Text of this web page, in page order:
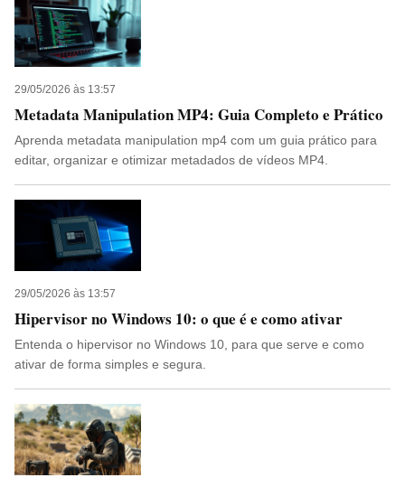
29/05/2026 às 13:57
Metadata Manipulation MP4: Guia Completo e Prático
Aprenda metadata manipulation mp4 com um guia prático para
editar, organizar e otimizar metadados de vídeos MP4.
29/05/2026 às 13:57
Hipervisor no Windows 10: o que é e como ativar
Entenda o hipervisor no Windows 10, para que serve e como
ativar de forma simples e segura.